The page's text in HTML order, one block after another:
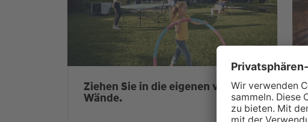
Ziehen Sie in die eigenen vier
Wände.